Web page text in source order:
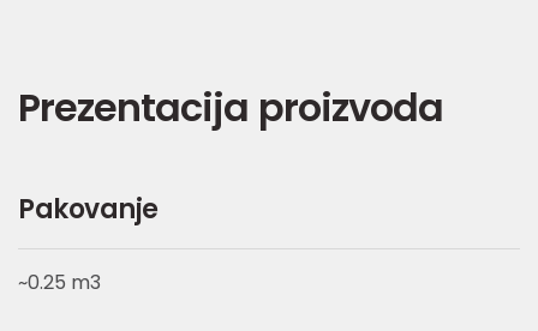
Prezentacija proizvoda
Pakovanje
~0.25 m3